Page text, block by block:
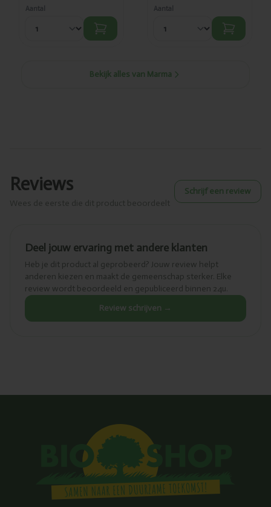
Aantal Aantal
Bekijk alles van Marma
Reviews Schrijf een review
Deel jouw ervaring met andere klanten
Heb je dit product al geprobeerd? Jouw review helpt
anderen kiezen en maakt de gemeenschap sterker. Elke
review wordt beoordeeld en gepubliceerd binnen 24u.
Review schrijven →